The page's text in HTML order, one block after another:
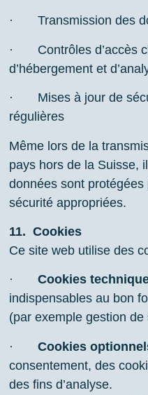
· Transmission des
· Contrôles d’accès
d’hébergement et
· Mises à jour de
régulières
Même lors de la
pays hors de la Suisse,
données sont
sécurité appropriées.
11. Cookies
Ce site web utilise des
·Cookies
indispensables au bon
(par exemple gestion
·Cookies
consentement, des
des fins d’analyse.